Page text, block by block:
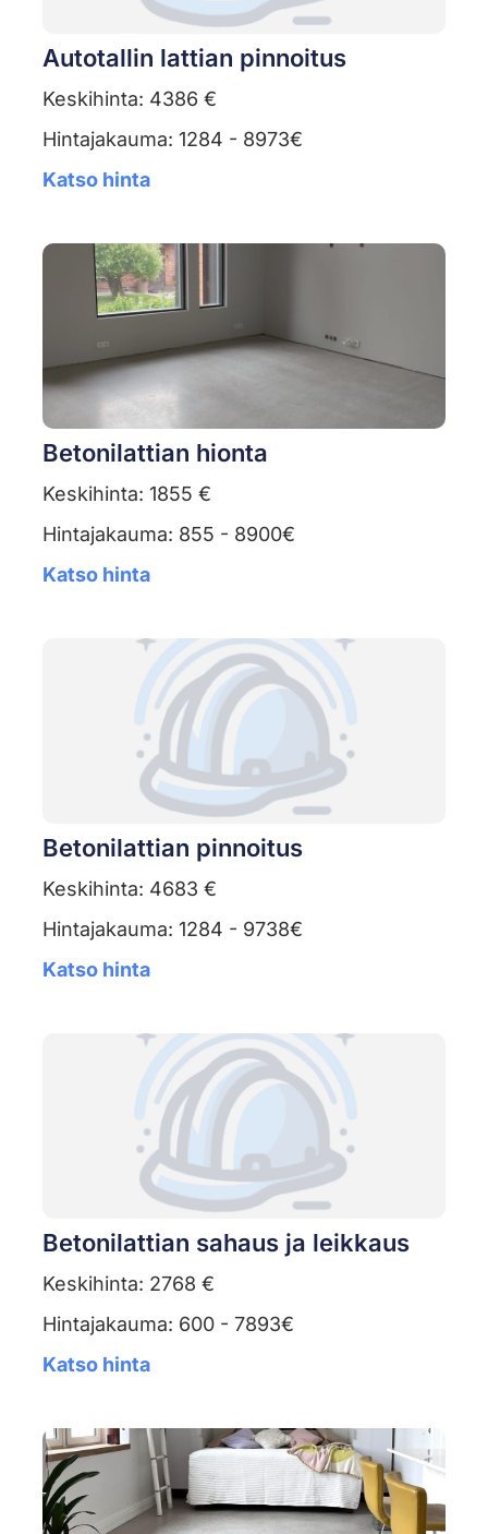
Autotallin lattian pinnoitus
Keskihinta: 4386 €
Hintajakauma: 1284 - 8973€
Katso hinta
Betonilattian hionta
Keskihinta: 1855 €
Hintajakauma: 855 - 8900€
Katso hinta
Betonilattian pinnoitus
Keskihinta: 4683 €
Hintajakauma: 1284 - 9738€
Katso hinta
Betonilattian sahaus ja leikkaus
Keskihinta: 2768 €
Hintajakauma: 600 - 7893€
Katso hinta